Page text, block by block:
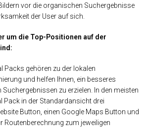
vor die organischen Suchergebnisse
der User auf sich.
um die Top-Positionen auf der
Packs gehören zu der lokalen
und helfen Ihnen, ein besseres
Suchergebnissen zu erzielen. In den meisten
Pack in der Standardansicht drei
Button, einen Google Maps Button und
Routenberechnung zum jeweiligen